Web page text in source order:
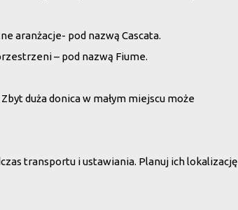
aranżacje- pod nazwą Cascata.
– pod nazwą Fiume.
duża donica w małym miejscu może
transportu i ustawiania. Planuj ich lokalizację